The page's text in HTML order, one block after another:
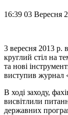
16:39 03 Вересня
3 вересня 2013 р.
круглий стіл на
та нові
виступив журнал
В ході заходу,
висвітлили
державних